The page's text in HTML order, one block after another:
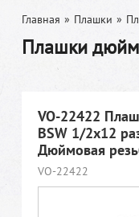
Главная » Плашки »
Плашки
VO-22422
BSW 1/2x12
Дюймовая
VO-22422